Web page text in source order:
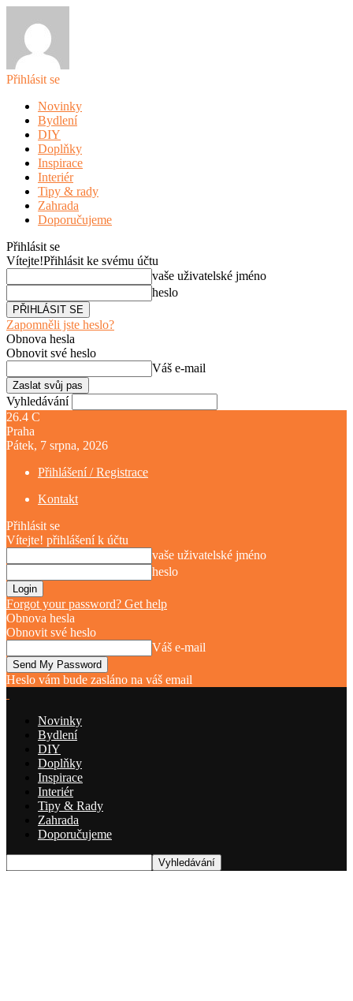
Přihlásit se
Novinky
Bydlení
DIY
Doplňky
Inspirace
Interiér
Tipy & rady
Zahrada
Doporučujeme
Přihlásit se
Vítejte!Přihlásit ke svému účtu
vaše uživatelské jméno
heslo
Zapomněli jste heslo?
Obnova hesla
Obnovit své heslo
Váš e-mail
Vyhledávání
26.4 C
Praha
Pátek, 7 srpna, 2026
Přihlášení / Registrace
Kontakt
Přihlásit se
Vítejte! přihlášení k účtu
vaše uživatelské jméno
heslo
Forgot your password? Get help
Obnova hesla
Obnovit své heslo
Váš e-mail
Heslo vám bude zasláno na váš email
Novinky
Bydlení
DIY
Doplňky
Inspirace
Interiér
Tipy & Rady
Zahrada
Doporučujeme